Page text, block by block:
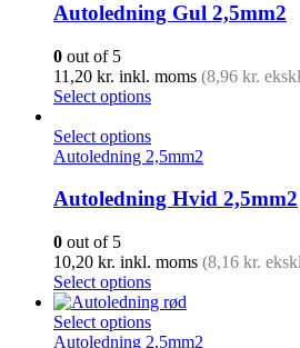
Autoledning Gul 2,5mm2
0 out of 5
11,20 kr. inkl. moms (8,96 kr.
Select options
Select options
Autoledning 2,5mm2
Autoledning Hvid 2,5mm2
0 out of 5
10,20 kr. inkl. moms (8,16 kr.
Select options
Select options
Autoledning 2,5mm2